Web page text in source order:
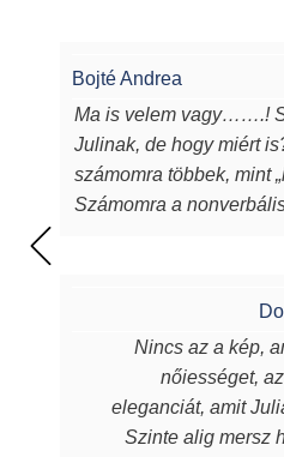
Bojté Andrea
Ma is velem vagy…….!
Julinak, de hogy miért
számomra többek, mint
Számomra a
egyediek,
sugározzák az
energiát, szeretetet,
során beletett.
nap mint nap, melyek
Nincs az a kép,
nőiességet,
eleganciát, amit
Szinte alig mersz